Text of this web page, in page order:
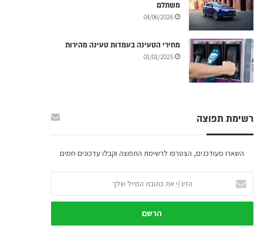
משתלם
04/06/2026
מחירי הטעינה בעמדות טעינה מהירות
01/01/2025
רשימת תפוצה
השארו מעודכנים, הצטרפו לרשימת התפוצה וקבלו עדכונים חמים
את
כתובת
שלך